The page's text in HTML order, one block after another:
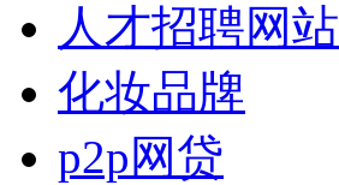
人才招聘网站
化妆品牌
p2p网贷